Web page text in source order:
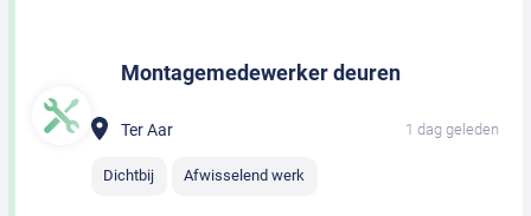
Montagemedewerker deuren
Ter Aar 1 dag geleden
Dichtbij Afwisselend werk